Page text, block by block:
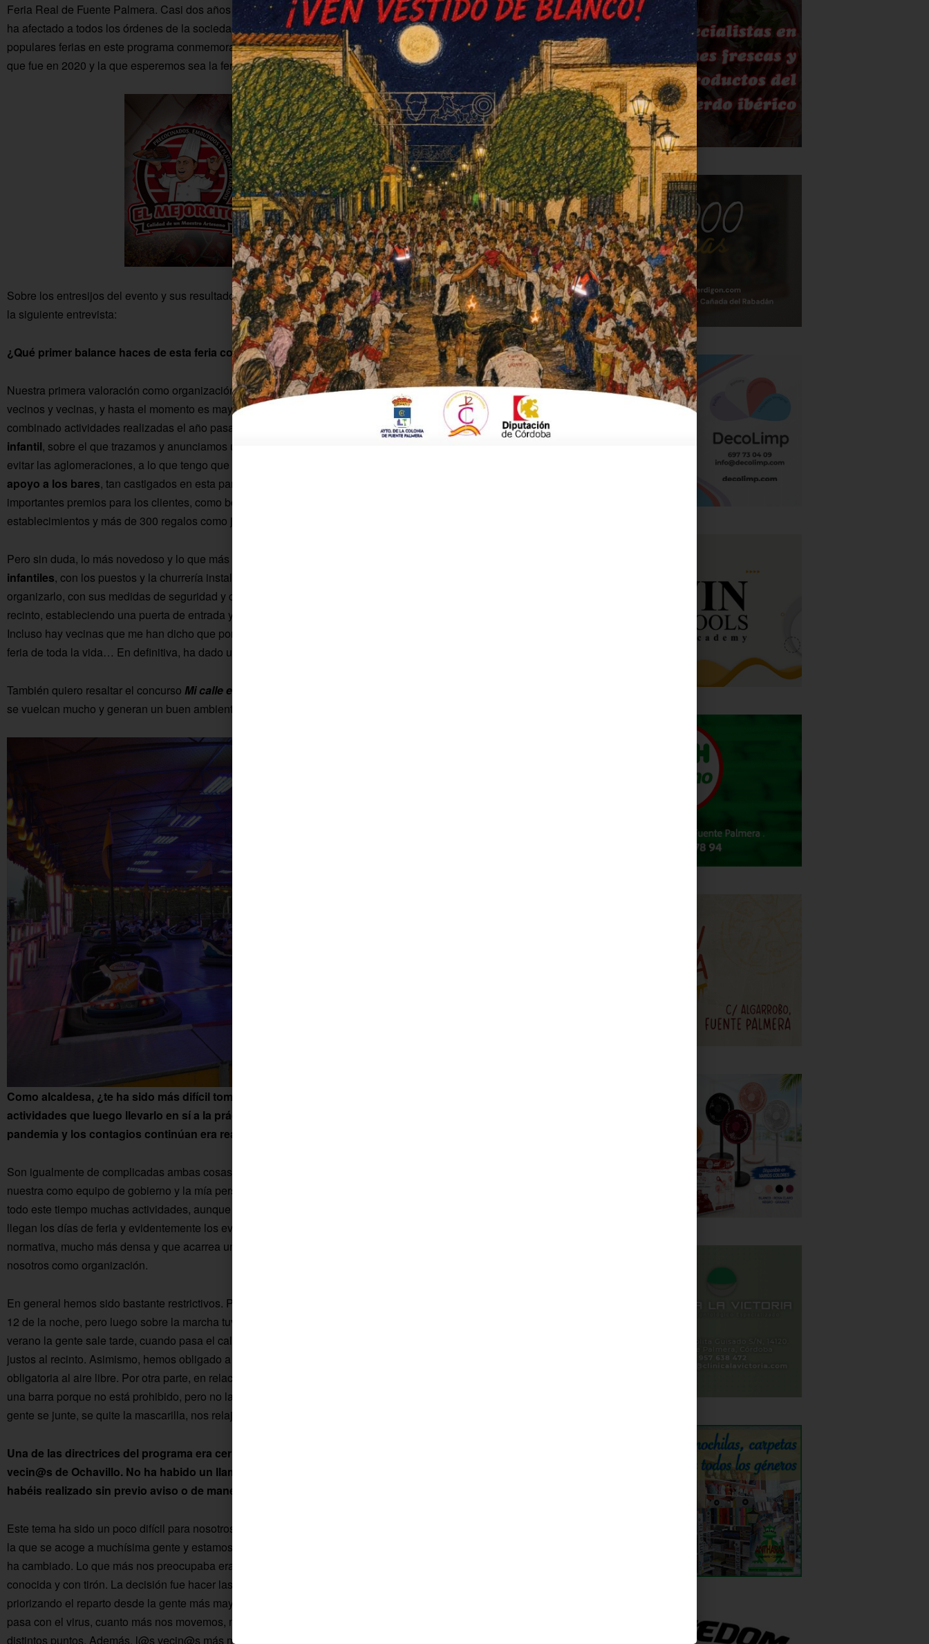
Feria Real de Fuente Palmera. Casi dos años después y con una pandemia mundial sin precedentes que
ha afectado a todos los órdenes de la sociedad, hemos visto algo medianamente parecido a nuestras
populares ferias en este programa conmemorativo de Ochavillo del Río. Un formato de transición entre lo
que fue en 2020 y la que esperemos sea la feria de siempre en 2022.
Sobre los entresijos del evento y sus resultados hemos hablado con la alcaldesa de la ELA, Aroa Moro, en
la siguiente entrevista:
¿Qué primer balance haces de esta feria conmemorativa recién concluida?
Nuestra primera valoración como organización la hacemos en función de la opinión que nos transmiten los
vecinos y vecinas, y hasta el momento es mayoritariamente positiva. En la programación se han
combinado actividades realizadas el año pasado con novedades muy significativas como elpasacalles
infantil, sobre el que trazamos y anunciamos un recorrido muy concreto con paradas específicas para
evitar las aglomeraciones, a lo que tengo que decir que la gente lo respetó bastante bien; o la
apoyo a los bares, tan castigados en esta pandemia, que ha consistido en una especie de tómbola con
importantes premios para los clientes, como bonos descuento (de 1.000 € en total) para consumir en los
establecimientos y más de 300 regalos como jamones, quesos, etc., todo ello sufragado por la ELA.
Pero sin duda, lo más novedoso y lo que más ha gustado a la gente ha sido la
infantiles, con los puestos y la churrería instalados en el campo de fútbol, así como la manera de
organizarlo, con sus medidas de seguridad y controles de acceso. Hemos vallado las partes más bajas del
recinto, estableciendo una puerta de entrada y otra de salida controlada por guardas de seguridad, etc.
Incluso hay vecinas que me han dicho que por qué no hacemos la feria allí cuando ya se pueda hacer la
feria de toda la vida… En definitiva, ha dado un resultado mejor de lo que esperábamos.
También quiero resaltar el concurso Mi calle es de feria
se vuelcan mucho y generan un buen ambiente de feria con la decoración de las calles.
Como alcaldesa, ¿te ha sido más difícil tomar la decisión de hacer este amplio programa de
actividades que luego llevarlo en sí a la práctica? ¿Atreverte a hacerlo teniendo en cuenta que la
pandemia y los contagios continúan era realmente la gran disyuntiva?
Son igualmente de complicadas ambas cosas. Tomar decisiones ahora mismo no es fácil, pero la línea
nuestra como equipo de gobierno y la mía personal ha sido la de buscar alternativas. Hemos realizado en
todo este tiempo muchas actividades, aunque no presenciales, siempre adaptadas a la normativa. Pero
llegan los días de feria y evidentemente los eventos son presenciales, por lo que hay que aplicar otra
normativa, mucho más densa y que acarrea una situación de mayor incertidumbre y responsabilidad entre
nosotros como organización.
En general hemos sido bastante restrictivos. Por ejemplo, pusimos el horario del campo de fútbol hasta las
12 de la noche, pero luego sobre la marcha tuvimos que ampliarlo hasta la 1 porque ya sabemos que en
verano la gente sale tarde, cuando pasa el calor, y si además van a cenar a los bares iban a llegar muy
justos al recinto. Asimismo, hemos obligado a usar allí la mascarilla, aún sabiendo que por ley ya no es
obligatoria al aire libre. Por otra parte, en relación al concierto de Laura Gallego podíamos haber puesto
una barra porque no está prohibido, pero no la ha habido por una cuestión preventiva, para evitar que la
gente se junte, se quite la mascarilla, nos relajemos, etc.
Una de las directrices del programa era cerrar y centrar las actividades a nivel local, para l@s
vecin@s de Ochavillo. No ha habido un llamamiento al público de fuera e incluso algunos actos los
habéis realizado sin previo aviso o de manera reservada…
Este tema ha sido un poco difícil para nosotros porque como pueblo estamos acostumbrados a una feria en
la que se acoge a muchísima gente y estamos encantados de que nos visiten, pero con la pandemia todo
ha cambiado. Lo que más nos preocupaba era el concierto de Laura Gallego, ya que es una artista
conocida y con tirón. La decisión fue hacer las entradas numeradas, personales e intransferibles,
priorizando el reparto desde la gente más mayor de Ochavillo hacia abajo. ¿Por qué? Ya sabemos lo que
pasa con el virus, cuanto más nos movemos, más se mueve, por lo que era inviable abrirlo a gente de
distintos puntos. Además, l@s vecin@s más mayores son los que están vacunados. Por tanto, la seguridad